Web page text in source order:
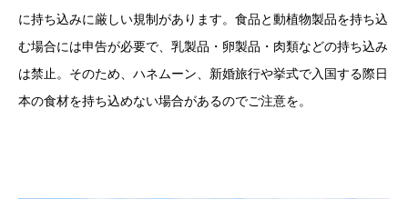
に持ち込みに厳しい規制があります。食品と動植物製品を持ち込
む場合には申告が必要で、乳製品・卵製品・肉類などの持ち込み
は禁止。そのため、ハネムーン、新婚旅行や挙式で入国する際日
本の食材を持ち込めない場合があるのでご注意を。